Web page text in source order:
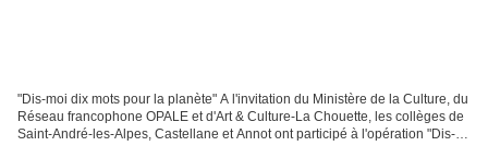
"Dis-moi dix mots pour la planète" A l'invitation du Ministère de la Culture, du
Réseau francophone OPALE et d'Art & Culture-La Chouette, les collèges de
Saint-André-les-Alpes, Castellane et Annot ont participé à l'opération "Dis-